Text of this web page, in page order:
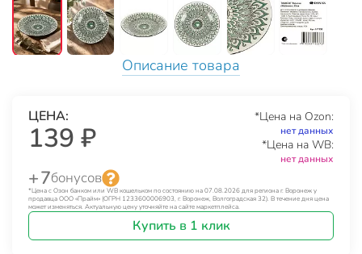
Описание товара
ЦЕНА:
139 ₽
*Цена на Ozon:
нет данных
*Цена на WB:
нет данных
+ 7бонусов
*Цена с Озон банком или WB кошельком по состоянию на 07.08.2026 для региона г. Воронеж у
продавца ООО «Прайм» (ОГРН 1233600006903, г. Воронеж, Волгоградская 32). В течение дня цена
может изменяться. Актуальную цену уточняйте на сайте маркетплейса.
Купить в 1 клик